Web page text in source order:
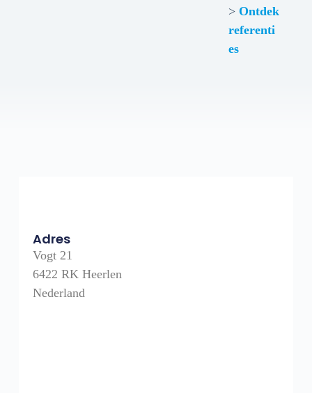
> Ontdek
referenti
es
Adres
Vogt 21
6422 RK Heerlen
Nederland